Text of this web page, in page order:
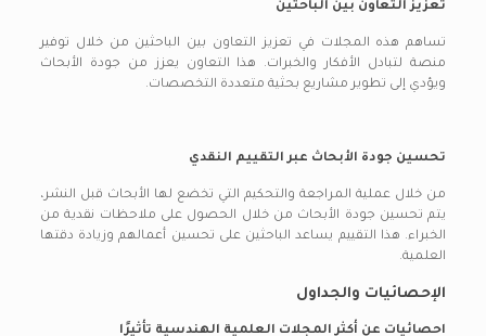
تعزيز التعاون بين الباحثين
تساهم هذه المجلات في تعزيز التعاون بين الباحثين من خلال توفير
منصة لتبادل الأفكار والخبرات. هذا التعاون يعزز من جودة الأبحاث
ويؤدي إلى تطوير مشاريع بحثية متعددة التخصصات.
تحسين جودة الأبحاث عبر التقييم النقدي
من خلال عملية المراجعة والتحكيم التي تخضع لها الأبحاث قبل النشر،
يتم تحسين جودة الأبحاث من خلال الحصول على ملاحظات نقدية من
الخبراء. هذا التقييم يساعد الباحثين على تحسين أعمالهم وزيادة دقتها
العلمية.
الإحصائيات والجداول
احصائيات عن أكثر المجلات العلمية الهندسية تأثيرًا